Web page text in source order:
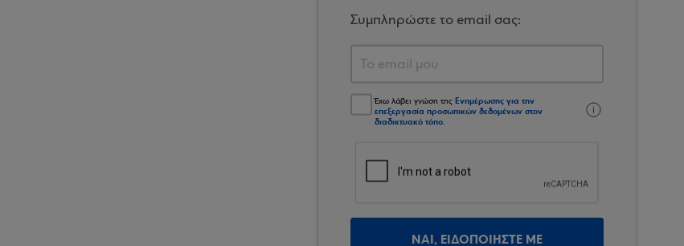
Συμπληρώστε το email σας:
Έχω λάβει γνώση της Ενημέρωσης για την
επεξεργασία προσωπικών δεδομένων στον
διαδικτυακό τόπο.
ΝΑΙ, ΕΙΔΟΠΟΙΗΣΤΕ ΜΕ